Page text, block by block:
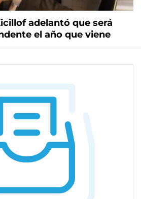
adelantó que será
el año que viene